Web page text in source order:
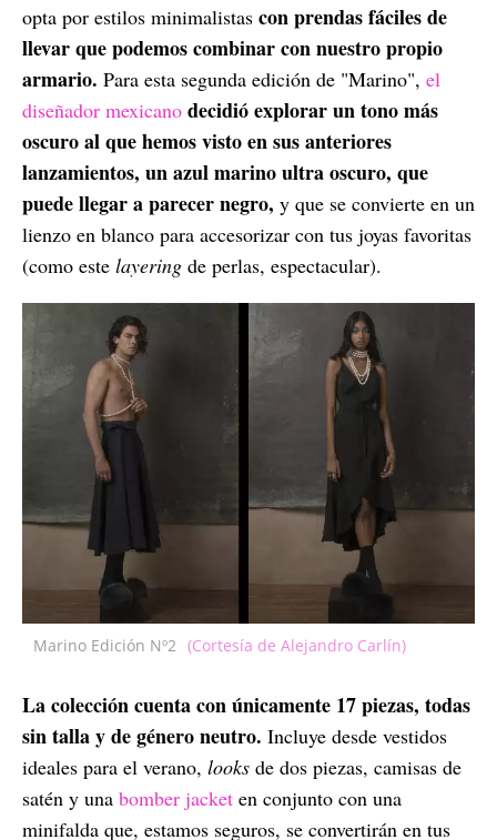
opta por estilos minimalistas con prendas fáciles de
llevar que podemos combinar con nuestro propio
armario. Para esta segunda edición de "Marino", el
diseñador mexicano decidió explorar un tono más
oscuro al que hemos visto en sus anteriores
lanzamientos, un azul marino ultra oscuro, que
puede llegar a parecer negro, y que se convierte en un
lienzo en blanco para accesorizar con tus joyas favoritas
(como este layering de perlas, espectacular).
Marino Edición Nº2 (Cortesía de Alejandro Carlín)
La colección cuenta con únicamente 17 piezas, todas
sin talla y de género neutro. Incluye desde vestidos
ideales para el verano, looks de dos piezas, camisas de
satén y una bomber jacket en conjunto con una
minifalda que, estamos seguros, se convertirán en tus